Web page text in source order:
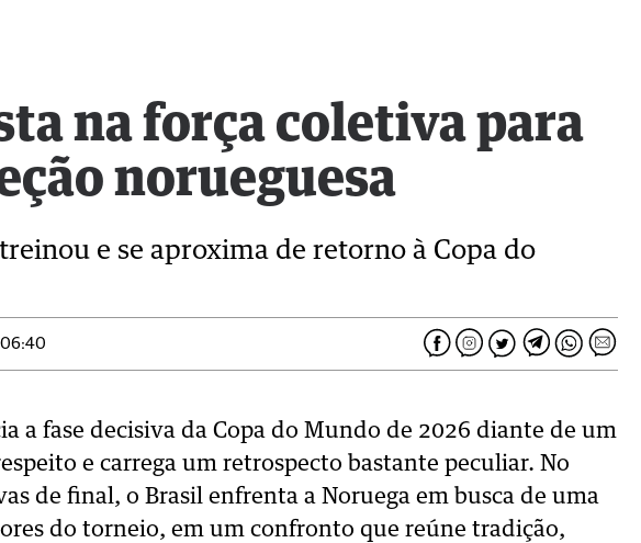
na força coletiva para
norueguesa
e se aproxima de retorno à Copa do
06:40
a fase decisiva da Copa do Mundo de 2026 diante de um
e carrega um retrospecto bastante peculiar. No
de final, o Brasil enfrenta a Noruega em busca de uma
do torneio, em um confronto que reúne tradição,